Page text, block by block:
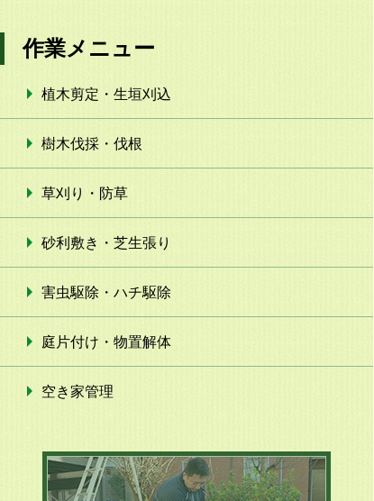
作業メニュー
植木剪定・生垣刈込
樹木伐採・伐根
草刈り・防草
砂利敷き・芝生張り
害虫駆除・ハチ駆除
庭片付け・物置解体
空き家管理